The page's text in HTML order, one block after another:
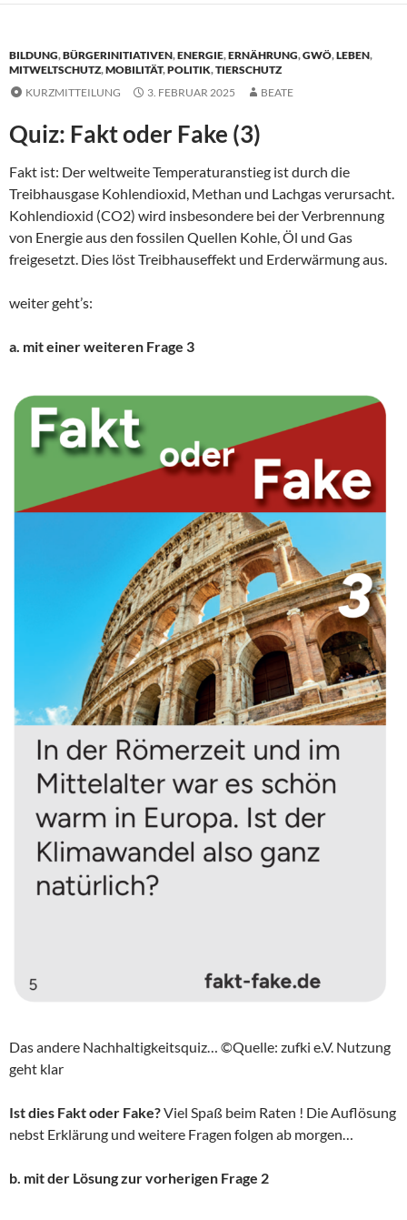
BILDUNG,BÜRGERINITIATIVEN,ENERGIE,ERNÄHRUNG,GWÖ,LEBEN,
MITWELTSCHUTZ,MOBILITÄT,POLITIK,TIERSCHUTZ
KURZMITTEILUNG
3. FEBRUAR 2025 BEATE
Quiz: Fakt oder Fake (3)
Fakt ist: Der weltweite Temperaturanstieg ist durch die
Treibhausgase Kohlendioxid, Methan und Lachgas verursacht.
Kohlendioxid (CO2) wird insbesondere bei der Verbrennung
von Energie aus den fossilen Quellen Kohle, Öl und Gas
freigesetzt. Dies löst Treibhauseffekt und Erderwärmung aus.
weiter geht’s:
a. mit einer weiteren Frage 3
Das andere Nachhaltigkeitsquiz… ©Quelle: zufki e.V. Nutzung
geht klar
Ist dies Fakt oder Fake?Viel Spaß beim Raten ! Die Auflösung
nebst Erklärung und weitere Fragen folgen ab morgen…
b. mit der Lösung zur vorherigen Frage 2